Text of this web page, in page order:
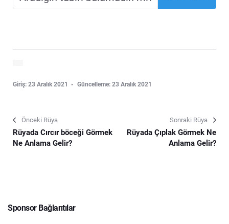
Giriş: 23 Aralık 2021 Güncelleme: 23 Aralık 2021
Önceki Rüya
Rüyada Cırcır böceği Görmek
Ne Anlama Gelir?
Sonraki Rüya
Rüyada Çıplak Görmek Ne
Anlama Gelir?
Sponsor Bağlantılar